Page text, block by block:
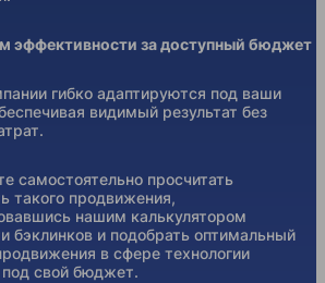
эффективности за доступный бюджет
гибко адаптируются под ваши
видимый результат без
самостоятельно просчитать
такого продвижения,
нашим калькулятором
бэклинков и подобрать оптимальный
в сфере технологии
под свой бюджет.